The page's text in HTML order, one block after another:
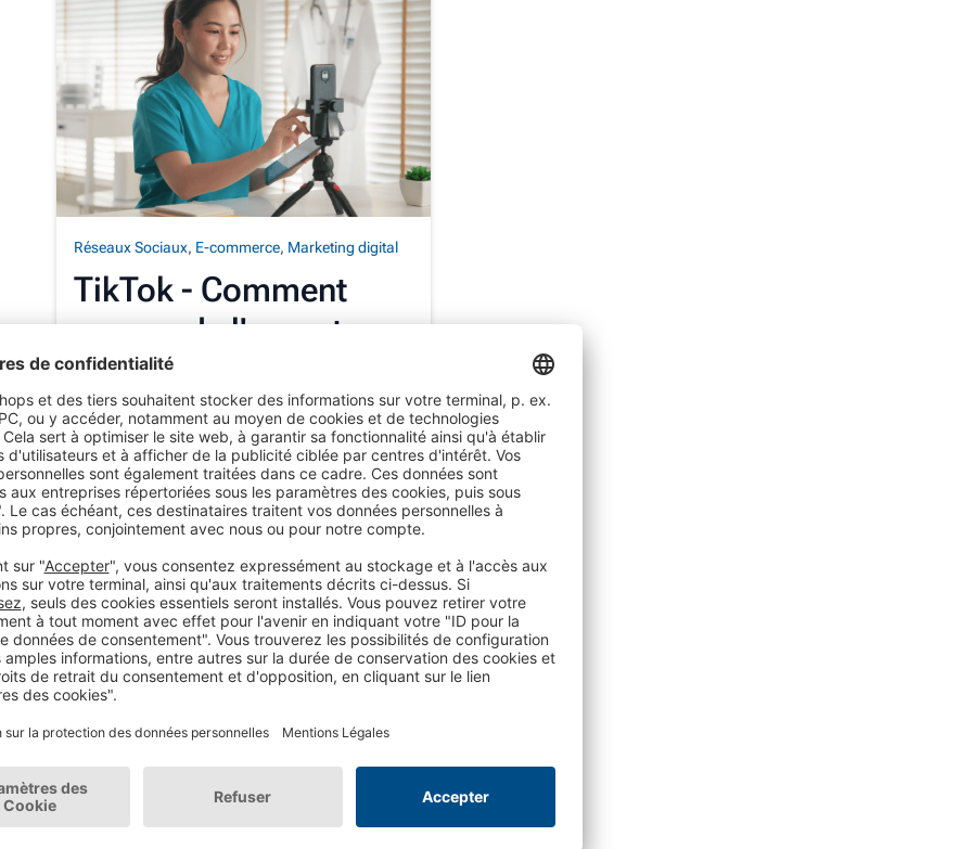
Réseaux Sociaux, E-commerce, Marketing digital
TikTok - Comment
gagner de l'argent sur
ce réseau lucratif ?
Publication de posts sponsorisés,
augmenter la portée et la qualité du
contenu, travailler avec des
influenceurs, défis et challenges...
Lire l'article
9min. (temps de lecture)| 04-08-21